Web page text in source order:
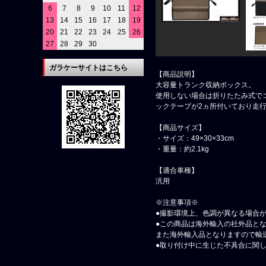
【商品説明】
大容量トランク収納ボックス。
使用しない場合は折りたたみ式
ックテープが2ヵ所付いており走
【商品サイズ】
・サイズ：49×30×33cm
・重量：約2.1kg
【適合車種】
汎用
※注意事項※
●撮影環境上、色調が異なる場合
●この商品は海外輸入の社外品と
また海外輸入品となりますので
●取り付け中に生じた不具合に関
6
7 8 9 10 11
12
13
14 15 16 17 18
19
20
21 22 23 24 25
26
27
28 29 30
ガラケーサイトはこちら